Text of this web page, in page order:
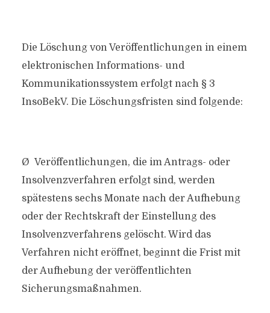
Die Löschung von Veröffentlichungen in einem
elektronischen Informations- und
Kommunikationssystem erfolgt nach § 3
InsoBekV. Die Löschungsfristen sind folgende:
Ø Veröffentlichungen, die im Antrags- oder
Insolvenzverfahren erfolgt sind, werden
spätestens sechs Monate nach der Aufhebung
oder der Rechtskraft der Einstellung des
Insolvenzverfahrens gelöscht. Wird das
Verfahren nicht eröffnet, beginnt die Frist mit
der Aufhebung der veröffentlichten
Sicherungsmaßnahmen.